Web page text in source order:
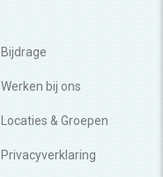
Bijdrage
Werken bij ons
Locaties & Groepen
Privacyverklaring